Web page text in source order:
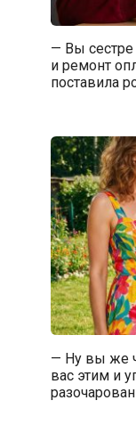
— Вы сестре
и ремонт
поставила
— Ну вы же
вас этим и